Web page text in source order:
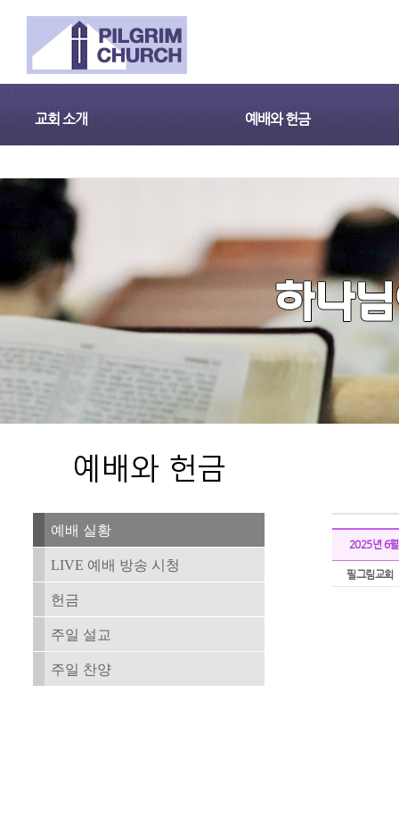
교회 소개 예배와 헌금
예배 실황
LIVE 예배 방송 시청
헌금
주일 설교
주일 찬양
2025년 6
필그림교회